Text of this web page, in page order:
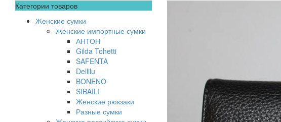
Категории товаров
Женские сумки
Женские импортные сумки
АНТОН
Gilda Tohetti
SAFENTA
Dellilu
BONENO
SIBAILI
Женские рюкзаки
Разные сумки